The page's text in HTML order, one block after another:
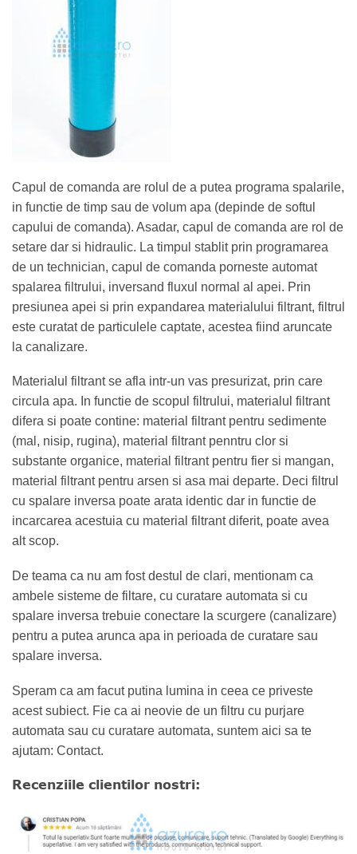
Capul de comanda are rolul de a putea programa spalarile,
in functie de timp sau de volum apa (depinde de softul
capului de comanda). Asadar, capul de comanda are rol de
setare dar si hidraulic. La timpul stablit prin programarea
de un technician, capul de comanda porneste automat
spalarea filtrului, inversand fluxul normal al apei. Prin
presiunea apei si prin expandarea materialului filtrant, filtrul
este curatat de particulele captate, acestea fiind aruncate
la canalizare.
Materialul filtrant se afla intr-un vas presurizat, prin care
circula apa. In functie de scopul filtrului, materialul filtrant
difera si poate contine: material filtrant pentru sedimente
(mal, nisip, rugina), material filtrant penntru clor si
substante organice, material filtrant pentru fier si mangan,
material filtrant pentru arsen si asa mai departe. Deci filtrul
cu spalare inversa poate arata identic dar in functie de
incarcarea acestuia cu material filtrant diferit, poate avea
alt scop.
De teama ca nu am fost destul de clari, mentionam ca
ambele sisteme de filtare, cu curatare automata si cu
spalare inversa trebuie conectare la scurgere (canalizare)
pentru a putea arunca apa in perioada de curatare sau
spalare inversa.
Speram ca am facut putina lumina in ceea ce priveste
acest subiect. Fie ca ai neovie de un filtru cu purjare
automata sau cu curatare automata, suntem aici sa te
ajutam: Contact.
Recenziile clientilor nostri: